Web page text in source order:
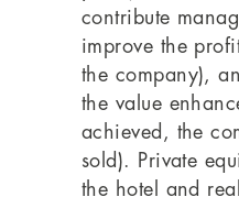
contribute
improve the
the company),
the value
achieved, the
sold). Private
the hotel and